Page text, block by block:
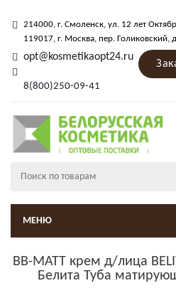
214000, г. Смоленск, ул. 12 лет
119017, г. Москва, пер. Голиковский,
opt@kosmetikaopt24.ru
8(800)250-09-41
МЕНЮ
ВВ-MATT крем д/лица
Белита Туба